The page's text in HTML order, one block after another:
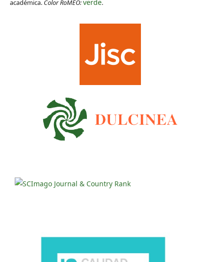
académica. Color RoMEO:verde.